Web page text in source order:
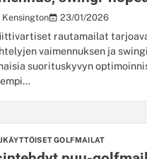
Kensington 23/01/2026
rautamailat
vaimennuksen ja
suorituskyvyn
GOLFMAILAT